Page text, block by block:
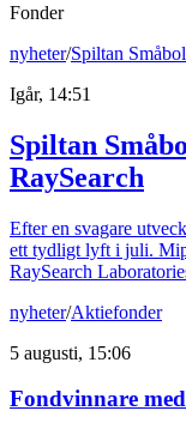
Fonder
nyheter/Spiltan
Igår, 14:51
Spiltan
RaySearch
Efter en svagare
ett tydligt lyft i juli.
RaySearch
nyheter/Aktiefonder
5 augusti, 15:06
Fondvinnare